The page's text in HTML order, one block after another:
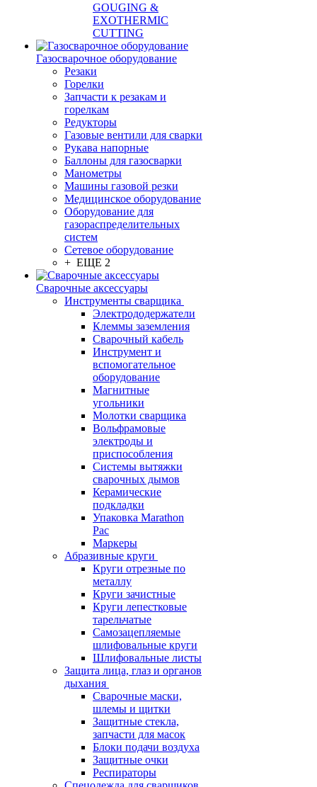
GOUGING &
EXOTHERMIC
CUTTING
Газосварочное оборудование
Резаки
Горелки
Запчасти к резакам и
горелкам
Редукторы
Газовые вентили для сварки
Рукава напорные
Баллоны для газосварки
Манометры
Машины газовой резки
Медицинское оборудование
Оборудование для
газораспределительных
систем
Сетевое оборудование
+ ЕЩЕ 2
Сварочные аксессуары
Инструменты сварщика
Электрододержатели
Клеммы заземления
Сварочный кабель
Инструмент и
вспомогательное
оборудование
Магнитные
угольники
Молотки сварщика
Вольфрамовые
электроды и
приспособления
Системы вытяжки
сварочных дымов
Керамические
подкладки
Упаковка Marathon
Pac
Маркеры
Абразивные круги
Круги отрезные по
металлу
Круги зачистные
Круги лепестковые
тарельчатые
Самозацепляемые
шлифовальные круги
Шлифовальные листы
Защита лица, глаз и органов
дыхания
Сварочные маски,
шлемы и щитки
Защитные стекла,
запчасти для масок
Блоки подачи воздуха
Защитные очки
Респираторы